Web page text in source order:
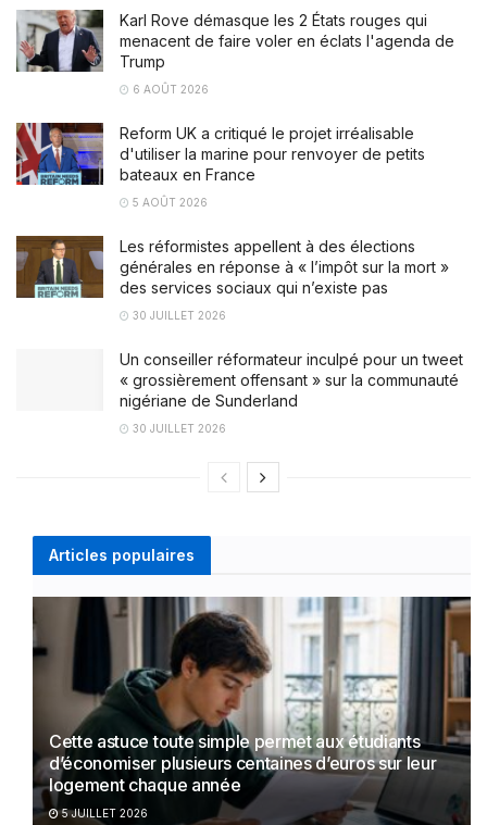
Karl Rove démasque les 2 États rouges qui
menacent de faire voler en éclats l'agenda de
Trump
6 AOÛT 2026
Reform UK a critiqué le projet irréalisable
d'utiliser la marine pour renvoyer de petits
bateaux en France
5 AOÛT 2026
Les réformistes appellent à des élections
générales en réponse à « l’impôt sur la mort »
des services sociaux qui n’existe pas
30 JUILLET 2026
Un conseiller réformateur inculpé pour un tweet
« grossièrement offensant » sur la communauté
nigériane de Sunderland
30 JUILLET 2026
Articles populaires
Cette astuce toute simple permet aux étudiants
d’économiser plusieurs centaines d’euros sur leur
logement chaque année
5 JUILLET 2026